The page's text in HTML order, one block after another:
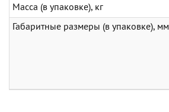
Масса (в упаковке), кг
Габаритные размеры (в упаковке), мм